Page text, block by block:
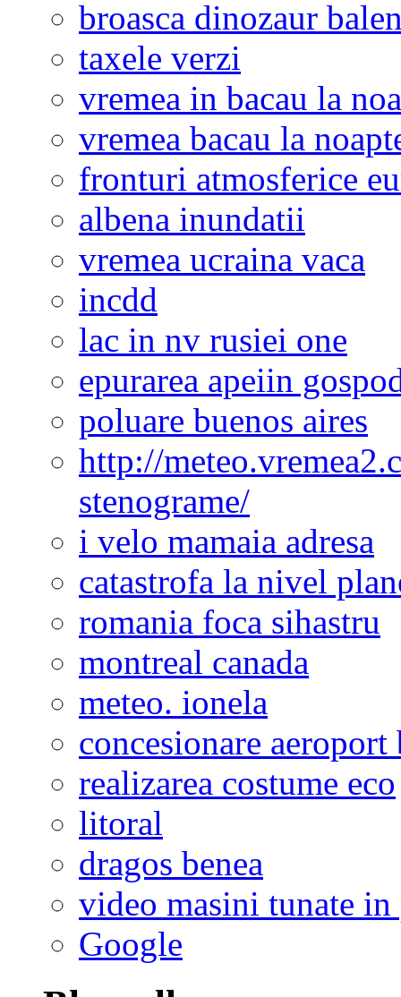
broasca dinozaur
taxele verzi
vremea in bacau la
vremea bacau la
fronturi atmosferice
albena inundatii
vremea ucraina vaca
incdd
lac in nv rusiei one
epurarea apeiin
poluare buenos aires
http://
stenograme/
i velo mamaia adresa
catastrofa la nivel
romania foca sihastru
montreal canada
meteo. ionela
concesionare
realizarea costume eco
litoral
dragos benea
video masini tunate
Google